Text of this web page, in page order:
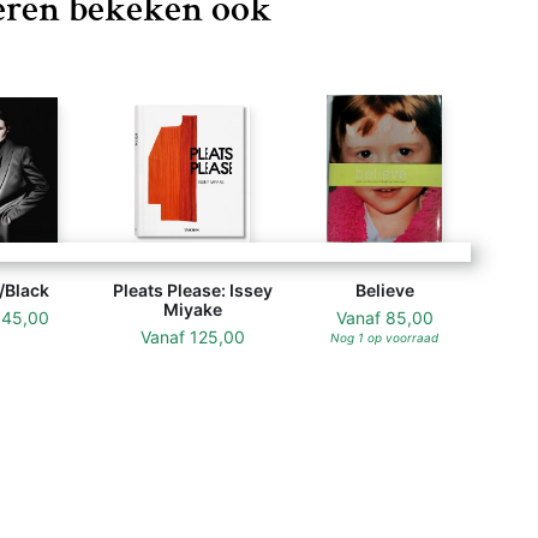
bekeken ook
45,00
Pleats Please: Issey
Miyake
Vanaf 125,00
Believe
Vanaf 85,00
Nog 1 op voorraad